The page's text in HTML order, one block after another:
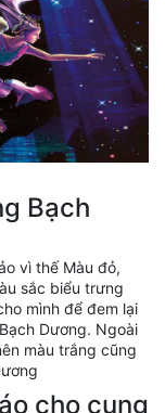
Bạch
vì thế Màu đỏ,
sắc biểu trưng
mình để đem lại
Dương. Ngoài
màu trắng cũng
cho cung